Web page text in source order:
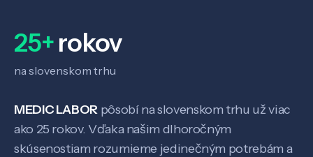
Know-how
Kontakt
25+rokov
na slovenskom trhu
MEDIC LABOR pôsobí na slovenskom trhu už viac
ako 25 rokov. Vďaka našim dlhoročným
skúsenostiam rozumieme jedinečným potrebám a